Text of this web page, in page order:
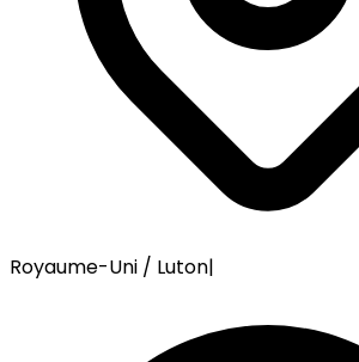
Royaume-Uni / Luton|